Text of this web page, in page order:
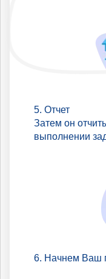
Отчет
Затем он
выполнении
Начнем Ваш